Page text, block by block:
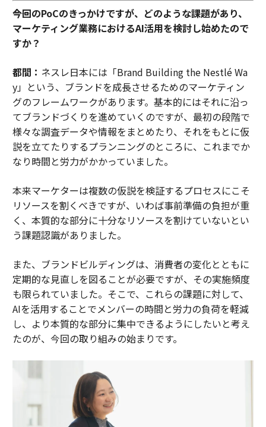
――今回のPoCのきっかけですが、どのような課題があり、
マーケティング業務におけるAI活用を検討し始めたので
すか？
都間： ネスレ日本には「Brand Building the Nestlé Wa
y」という、ブランドを成長させるためのマーケティン
グのフレームワークがあります。基本的にはそれに沿っ
てブランドづくりを進めていくのですが、最初の段階で
様々な調査データや情報をまとめたり、それをもとに仮
説を立てたりするプランニングのところに、これまでか
なり時間と労力がかかっていました。
本来マーケターは複数の仮説を検証するプロセスにこそ
リソースを割くべきですが、いわば事前準備の負担が重
く、本質的な部分に十分なリソースを割けていないとい
う課題認識がありました。
また、ブランドビルディングは、消費者の変化とともに
定期的な見直しを図ることが必要ですが、その実施頻度
も限られていました。そこで、これらの課題に対して、
AIを活用することでメンバーの時間と労力の負荷を軽減
し、より本質的な部分に集中できるようにしたいと考え
たのが、今回の取り組みの始まりです。